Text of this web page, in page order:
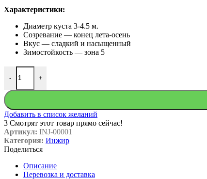
Характеристики:
Диаметр куста 3-4.5 м.
Созревание — конец лета-осень
Вкус — сладкий и насыщенный
Зимостойкость — зона 5
-
Количество товара Коричневый Турецкий 'Brown Turkey'
+
Добавить в список желаний
3 Смотрят этот товар прямо сейчас!
Артикул: INJ-00001
Категория: Инжир
Поделиться
Описание
Перевозка и доставка